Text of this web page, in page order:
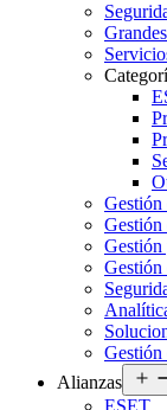
Gestión
Gestión
Gestión
Gestión
Gestión
Alianzas
ESET